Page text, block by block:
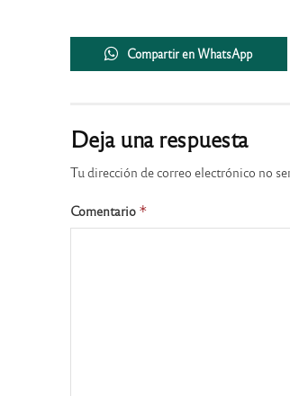
Compartir en WhatsApp
Deja una respuesta
Tu dirección de correo electrónico no
Comentario *